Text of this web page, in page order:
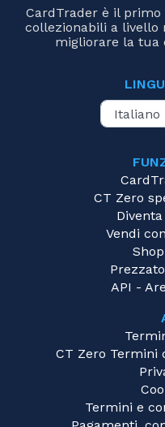
CardTrader è il
collezionabili a livello
migliorare la tua
CT Zero
Vendi
API -
CT Zero Termini
Termini e